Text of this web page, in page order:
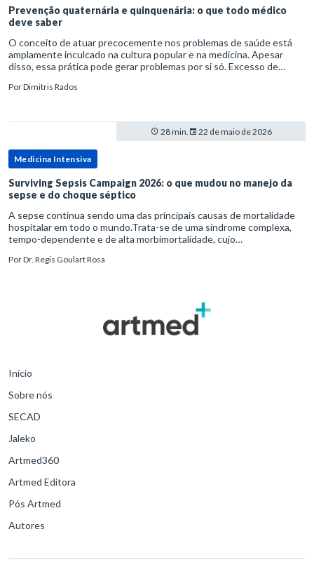
Prevenção quaternária e quinquenária: o que todo médico
deve saber
O conceito de atuar precocemente nos problemas de saúde está
amplamente inculcado na cultura popular e na medicina. Apesar
disso, essa prática pode gerar problemas por si só. Excesso de
PorDimitris Rados
28 min. 22 de maio de 2026
Medicina Intensiva
Surviving Sepsis Campaign 2026: o que mudou no manejo da
sepse e do choque séptico
A sepse continua sendo uma das principais causas de mortalidade
hospitalar em todo o mundo.Trata-se de uma síndrome complexa,
tempo-dependente e de alta morbimortalidade, cujo
para o desfe
PorDr. Regis Goulart Rosa
Início
Sobre nós
SECAD
Jaleko
Artmed360
Artmed Editora
Pós Artmed
Autores